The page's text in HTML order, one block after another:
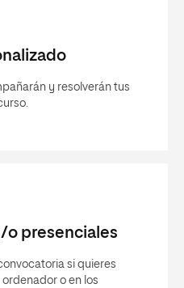
y resolverán tus
o presenciales
si quieres
o en los